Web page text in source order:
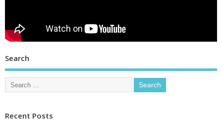
Search
Recent Posts